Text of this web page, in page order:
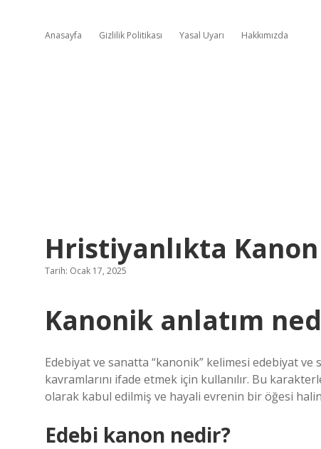
Anasayfa Gizlilik Politikası Yasal Uyarı Hakkımızda
Hristiyanlıkta
Tarih: Ocak 17, 2025
Kanonik anlatım
Edebiyat ve sanatta “kanonik” kelimesi edebiyat
kavramlarını ifade etmek için kullanılır. Bu
olarak kabul edilmiş ve hayali evrenin bir öğesi
Edebi kanon nedir?